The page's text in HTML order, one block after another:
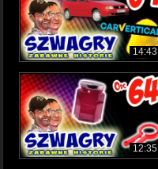
14:43
12:35